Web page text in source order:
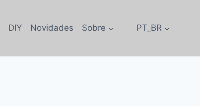
DIY Novidades Sobre PT_BR